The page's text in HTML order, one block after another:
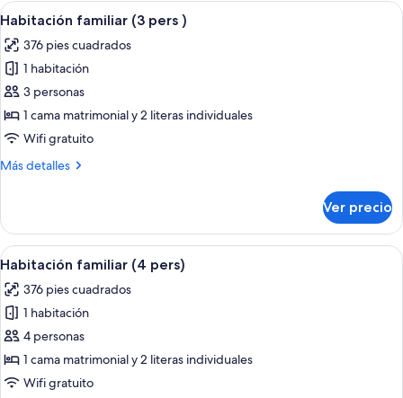
adults
children
Abrir
todas
las
fotos
de
Habitación
familiar
pers
Una habitación de hotel con literas,
11
Habitación familiar (3 pers )
376 pies cuadrados
1 habitación
3 personas
1 cama matrimonial y 2 literas individuales
Wifi gratuito
Más detalles
Más
familiar
(3
pers
Ver precio
Abrir
todas
las
fotos
de
Habitación
familiar
Una habitación de hotel con literas,
11
Habitación familiar (4 pers)
376 pies cuadrados
1 habitación
4 personas
1 cama matrimonial y 2 literas individuales
Wifi gratuito